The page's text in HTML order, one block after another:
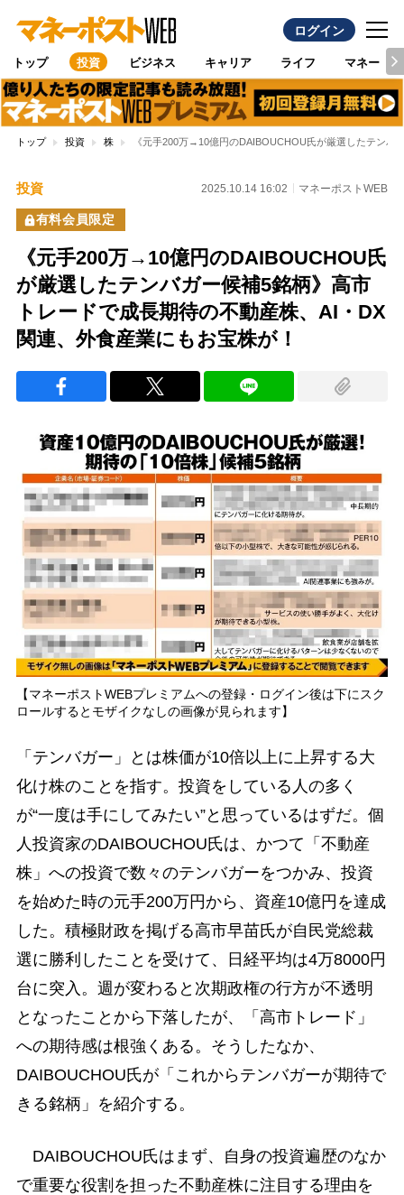
ログイン
トップ 投資 ビジネス キャリア ライフ マネー
トップ 投資 株 《元手200万→10億円のDAIBOUCHOU氏が厳選したテンバ
投資 2025.10.14 16:02 マネーポストWEB
有料会員限定
《元手200万→10億円のDAIBOUCHOU氏
が厳選したテンバガー候補5銘柄》高市
トレードで成長期待の不動産株、AI・DX
関連、外食産業にもお宝株が！
【マネーポストWEBプレミアムへの登録・ログイン後は下にスク
ロールするとモザイクなしの画像が見られます】
「テンバガー」とは株価が10倍以上に上昇する大
化け株のことを指す。投資をしている人の多く
が“一度は手にしてみたい”と思っているはずだ。個
人投資家のDAIBOUCHOU氏は、かつて「不動産
株」への投資で数々のテンバガーをつかみ、投資
を始めた時の元手200万円から、資産10億円を達成
した。積極財政を掲げる高市早苗氏が自民党総裁
選に勝利したことを受けて、日経平均は4万8000円
台に突入。週が変わると次期政権の行方が不透明
となったことから下落したが、「高市トレード」
への期待感は根強くある。そうしたなか、
DAIBOUCHOU氏が「これからテンバガーが期待で
きる銘柄」を紹介する。
DAIBOUCHOU氏はまず、自身の投資遍歴のなか
で重要な役割を担った不動産株に注目する理由を